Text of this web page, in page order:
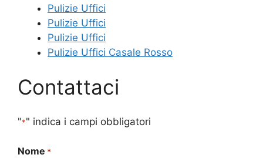
Pulizie Uffici
Pulizie Uffici
Pulizie Uffici
Pulizie Uffici Casale Rosso
Contattaci
"*" indica i campi obbligatori
Nome *